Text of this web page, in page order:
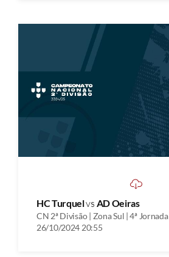
HC Turquelvs AD Oeiras
CN 2ª Divisão | Zona Sul | 4ª Jornada
26/10/2024 20:55